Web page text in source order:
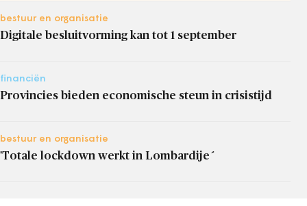
bestuur en organisatie
Digitale besluitvorming kan tot 1 september
financiën
Provincies bieden economische steun in crisistijd
bestuur en organisatie
'Totale lockdown werkt in Lombardije´